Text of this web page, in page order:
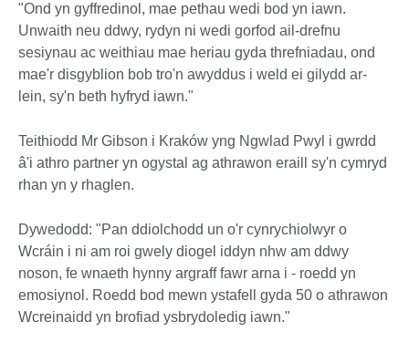
"Ond yn gyffredinol, mae pethau wedi bod yn iawn.
Unwaith neu ddwy, rydyn ni wedi gorfod ail-drefnu
sesiynau ac weithiau mae heriau gyda threfniadau, ond
mae'r disgyblion bob tro'n awyddus i weld ei gilydd ar-
lein, sy'n beth hyfryd iawn."
Teithiodd Mr Gibson i Kraków yng Ngwlad Pwyl i gwrdd
â'i athro partner yn ogystal ag athrawon eraill sy'n cymryd
rhan yn y rhaglen.
Dywedodd: "Pan ddiolchodd un o'r cynrychiolwyr o
Wcráin i ni am roi gwely diogel iddyn nhw am ddwy
noson, fe wnaeth hynny argraff fawr arna i - roedd yn
emosiynol. Roedd bod mewn ystafell gyda 50 o athrawon
Wcreinaidd yn brofiad ysbrydoledig iawn."